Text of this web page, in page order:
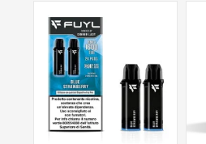
NON DISPONIBILE